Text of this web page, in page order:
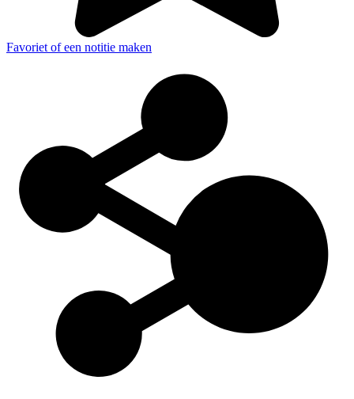
Favoriet of een notitie maken